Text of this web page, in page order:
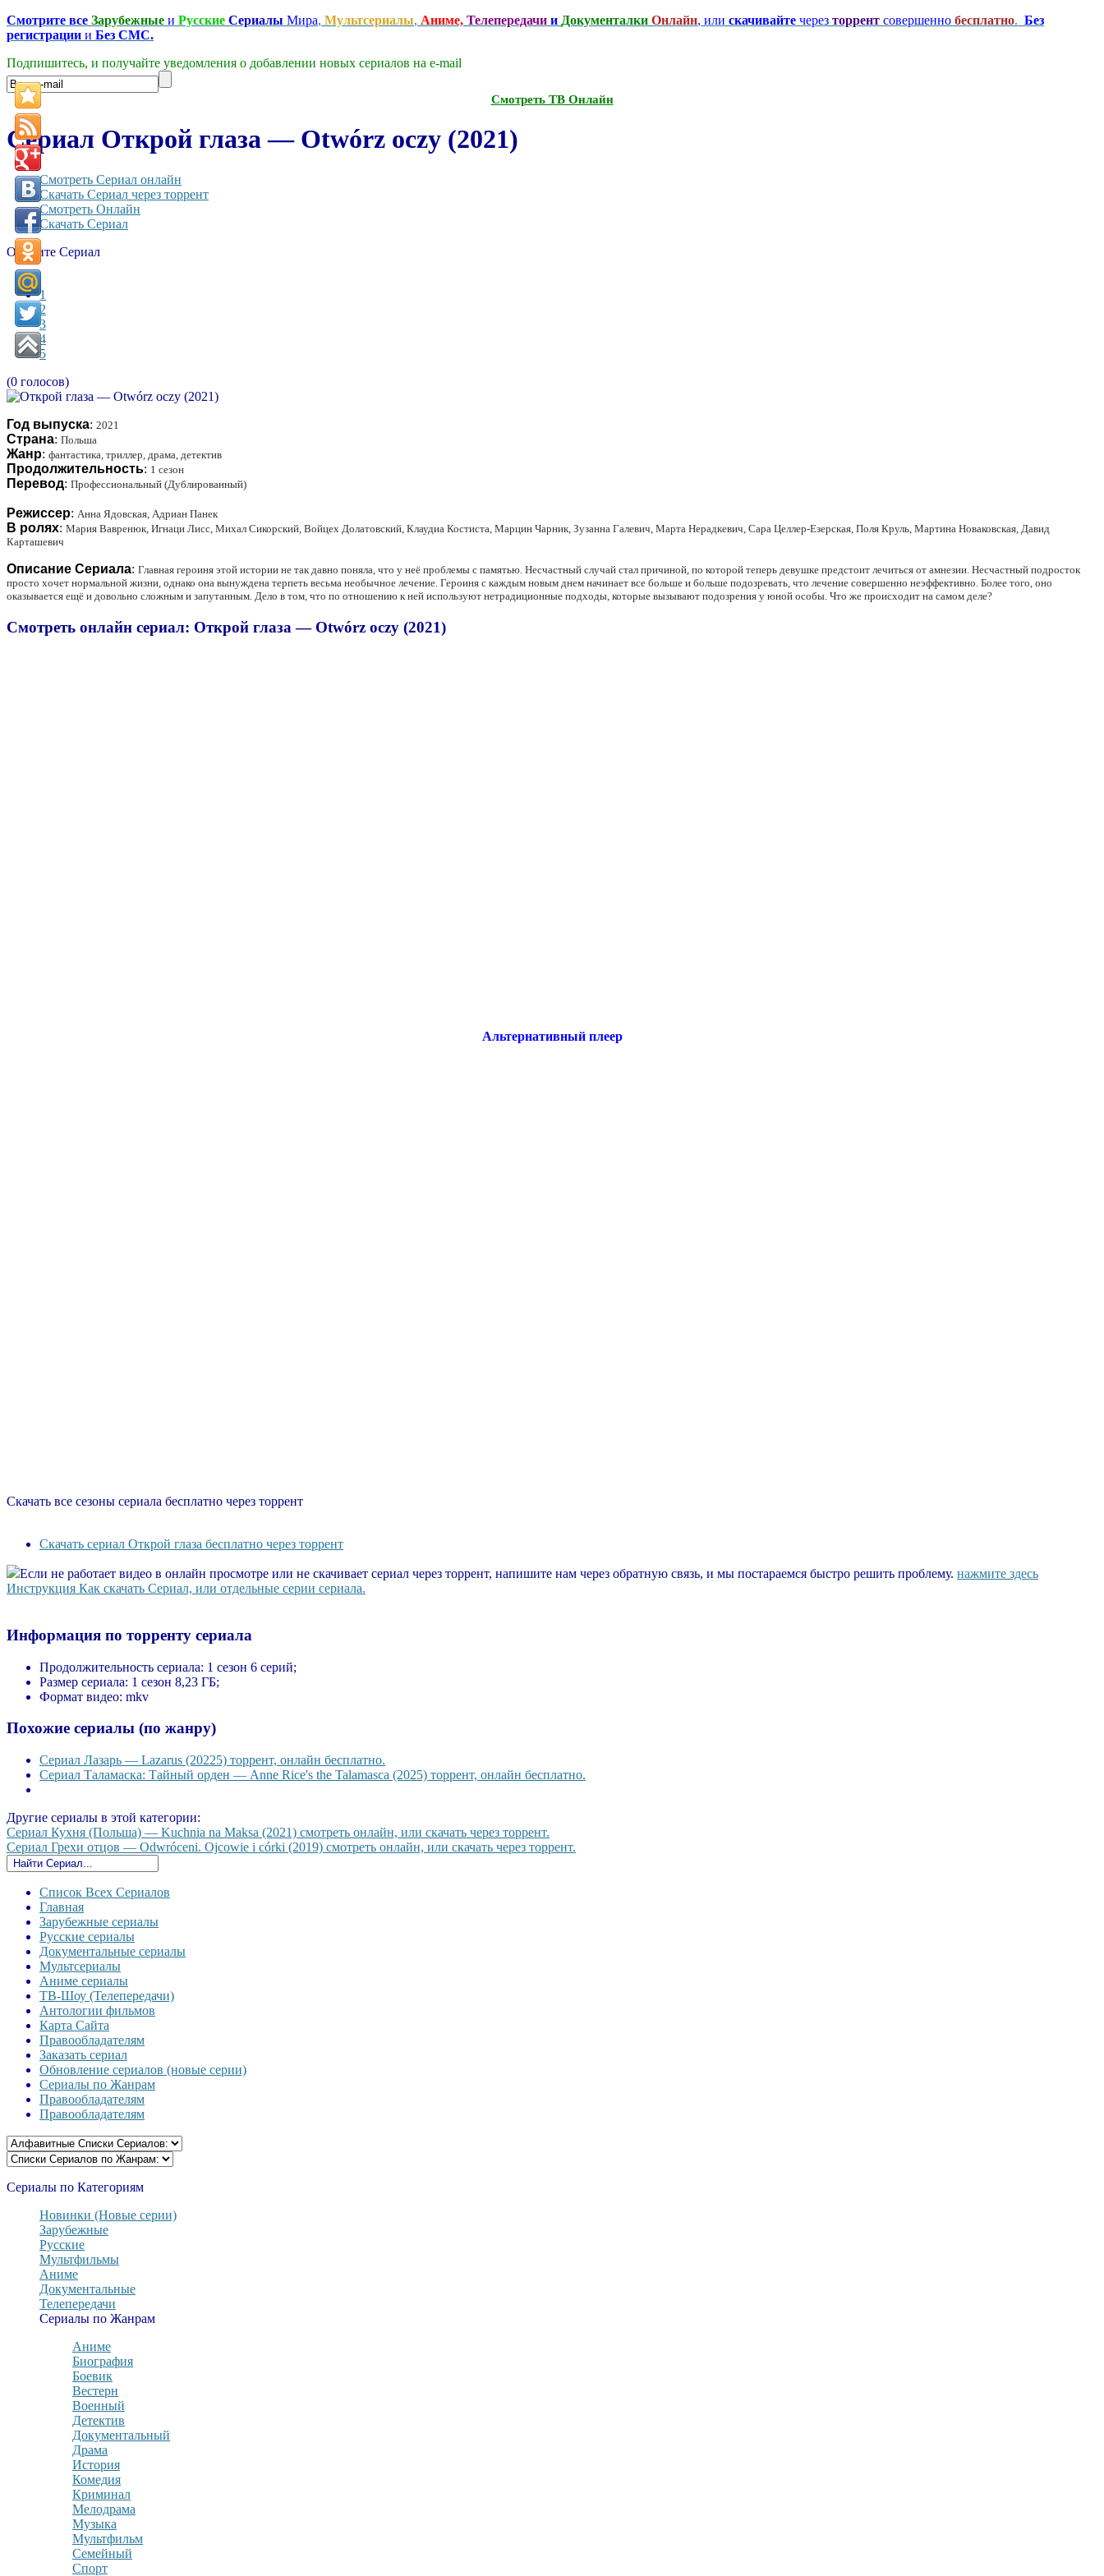
Смотрите все Зарубежные и Русские Сериалы Мира, Мультсериалы, Аниме, Телепередачи и Документалки Онлайн, или скачивайте через торрент совершенно бесплатно. Без
регистрации и Без СМС.
Подпишитесь, и получайте уведомления о добавлении новых сериалов на e-mаil
Смотреть ТВ Онлайн
Сериал Открой глаза — Otwórz oczy (2021)
Смотреть Сериал онлайн
Скачать Сериал через торрент
Смотреть Онлайн
Скачать Сериал
Оцените Сериал
1
2
3
4
5
(0 голосов)
Год выпуска: 2021
Страна: Польша
Жанр: фантастика, триллер, драма, детектив
Продолжительность: 1 сезон
Перевод: Профессиональный (Дублированный)
Режиссер: Анна Ядовская, Адриан Панек
В ролях: Мария Вавренюк, Игнаци Лисс, Михал Сикорский, Войцех Долатовский, Клаудиа Костиста, Марцин Чарник, Зузанна Галевич, Марта Нерадкевич, Сара Целлер-Езерская, Поля Круль, Мартина Новаковская, Давид
Карташевич
Описание Сериала: Главная героиня этой истории не так давно поняла, что у неё проблемы с памятью. Несчастный случай стал причиной, по которой теперь девушке предстоит лечиться от амнезии. Несчастный подросток
просто хочет нормальной жизни, однако она вынуждена терпеть весьма необычное лечение. Героиня с каждым новым днем начинает все больше и больше подозревать, что лечение совершенно неэффективно. Более того, оно
оказывается ещё и довольно сложным и запутанным. Дело в том, что по отношению к ней используют нетрадиционные подходы, которые вызывают подозрения у юной особы. Что же происходит на самом деле?
Смотреть онлайн сериал: Открой глаза — Otwórz oczy (2021)
Альтернативный плеер
Скачать все сезоны сериала бесплатно через торрент
Скачать сериал Открой глаза бесплатно через торрент
Если не работает видео в онлайн просмотре или не скачивает сериал через торрент, напишите нам через обратную связь, и мы постараемся быстро решить проблему. нажмите здесь
Инструкция Как скачать Сериал, или отдельные серии сериала.
Информация по торренту сериала
Продолжительность сериала: 1 сезон 6 серий;
Размер сериала: 1 сезон 8,23 ГБ;
Формат видео: mkv
Похожие сериалы (по жанру)
Сериал Лазарь — Lazarus (20225) торрент, онлайн бесплатно.
Сериал Таламаска: Тайный орден — Anne Rice's the Talamasca (2025) торрент, онлайн бесплатно.
Другие сериалы в этой категории:
Сериал Кухня (Польша) — Kuchnia na Maksa (2021) смотреть онлайн, или скачать через торрент.
Сериал Грехи отцов — Odwróceni. Ojcowie i córki (2019) смотреть онлайн, или скачать через торрент.
Список Всех Сериалов
Главная
Зарубежные сериалы
Русские сериалы
Документальные сериалы
Мультсериалы
Аниме сериалы
ТВ-Шоу (Телепередачи)
Антологии фильмов
Карта Сайта
Правообладателям
Заказать сериал
Обновление сериалов (новые серии)
Сериалы по Жанрам
Правообладателям
Правообладателям
Сериалы по Категориям
Новинки (Новые серии)
Зарубежные
Русские
Мультфильмы
Аниме
Документальные
Телепередачи
Сериалы по Жанрам
Аниме
Биография
Боевик
Вестерн
Военный
Детектив
Документальный
Драма
История
Комедия
Криминал
Мелодрама
Музыка
Мультфильм
Семейный
Спорт